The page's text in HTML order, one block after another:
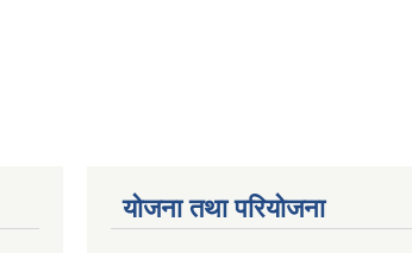
योजना तथा परियोजना